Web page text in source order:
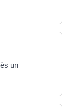
un